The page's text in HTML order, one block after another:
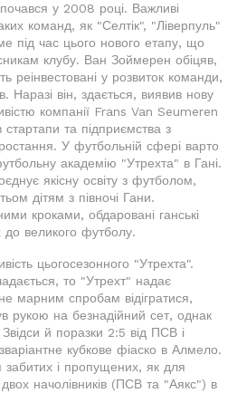
у 2008 році. Важливі
команд, як "Селтік", "Ліверпуль"
під час цього нового етапу, що
клубу. Ван Зоймерен обіцяв,
реінвестовані у розвиток команди,
Наразі він, здається, виявив нову
компанії Frans Van Seumeren
та підприємства з
У футбольній сфері варто
академію "Утрехта" в Гані.
якісну освіту з футболом,
дітям з півночі Гани.
кроками, обдаровані ганські
великого футболу.
цьогосезонного "Утрехта".
то "Утрехт" надає
марним спробам відігратися,
рукою на безнадійний сет, однак
й поразки 2:5 від ПСВ і
кубкове фіаско в Алмело.
забитих і пропущених, як для
начолівників (ПСВ та "Аякс") в